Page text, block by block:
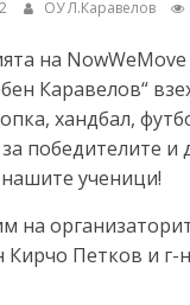
ресурси
ОУ Л.Каравелов
на
Каравелов“
хандбал,
победителите и
ученици!
на
Кирчо Петков и г-